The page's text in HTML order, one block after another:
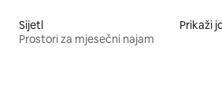
Sijetl
Prostori za mjesečni najam
Prikaži